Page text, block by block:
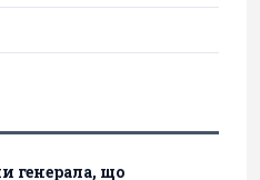
генерала, що